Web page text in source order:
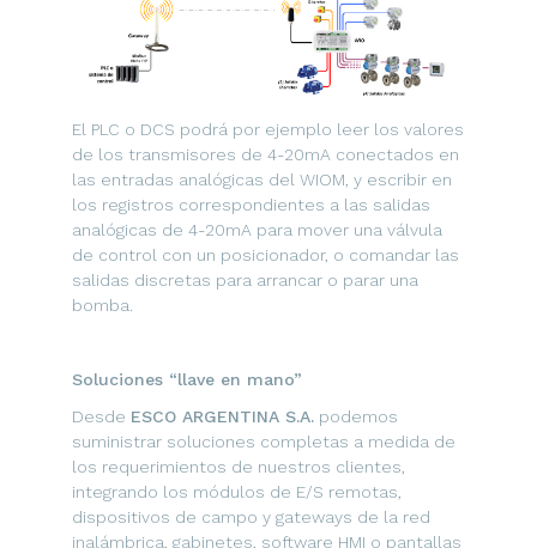
El PLC o DCS podrá por ejemplo leer los valores
de los transmisores de 4-20mA conectados en
las entradas analógicas del WIOM, y escribir en
los registros correspondientes a las salidas
analógicas de 4-20mA para mover una válvula
de control con un posicionador, o comandar las
salidas discretas para arrancar o parar una
bomba.
Soluciones “llave en mano”
Desde ESCO ARGENTINA S.A.podemos
suministrar soluciones completas a medida de
los requerimientos de nuestros clientes,
integrando los módulos de E/S remotas,
dispositivos de campo y gateways de la red
inalámbrica, gabinetes, software HMI o pantallas